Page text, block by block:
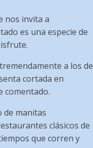
nos invita a
es una especie de
a los de
cortada en
comentado.
de manitas
clásicos de
que corren y